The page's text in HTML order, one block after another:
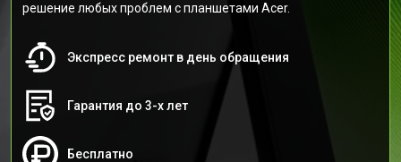
решение любых проблем с планшетами Acer.
Экспресс ремонт в день обращения
Гарантия до 3-х лет
Бесплатно